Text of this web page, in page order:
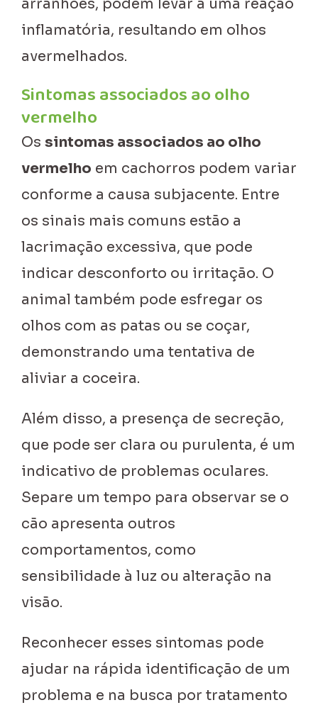
arranhões, podem levar a uma reação
inflamatória, resultando em olhos
avermelhados.
Sintomas associados ao olho
vermelho
Os sintomas associados ao olho
vermelho em cachorros podem variar
conforme a causa subjacente. Entre
os sinais mais comuns estão a
lacrimação excessiva, que pode
indicar desconforto ou irritação. O
animal também pode esfregar os
olhos com as patas ou se coçar,
demonstrando uma tentativa de
aliviar a coceira.
Além disso, a presença de secreção,
que pode ser clara ou purulenta, é um
indicativo de problemas oculares.
Separe um tempo para observar se o
cão apresenta outros
comportamentos, como
sensibilidade à luz ou alteração na
visão.
Reconhecer esses sintomas pode
ajudar na rápida identificação de um
problema e na busca por tratamento